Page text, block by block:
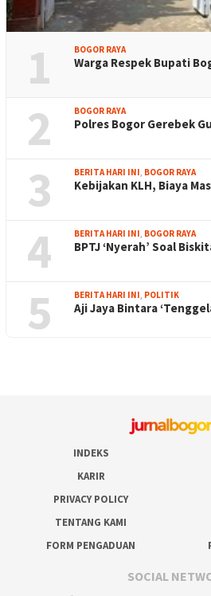
1 BOGOR RAYA
Warga Respek Bupati
2 BOGOR RAYA
Polres Bogor Gerebek
3 BERITA HARI INI BOGOR RAYA
Kebijakan KLH, Biaya
4 BERITA HARI INI BOGOR RAYA
BPTJ ‘Nyerah’ Soal
5 BERITA HARI INI POLITIK
Aji Jaya Bintara
INDEKS
KARIR
PRIVACY POLICY
TENTANG KAMI
FORM PENGADUAN
SOCIAL